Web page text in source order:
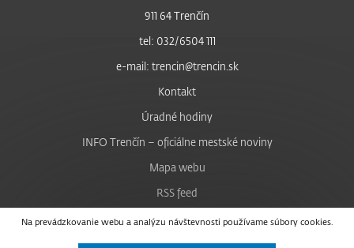
Na prevádzkovanie webu a analýzu návštevnosti používame súbory cookies.
911 64 Trenčín
tel: 032/6504 111
e-mail: trencin@trencin.sk
Kontakt
Úradné hodiny
INFO Trenčín – oficiálne mestské noviny
Mapa webu
RSS feed
Nastavenie cookies
Facebook